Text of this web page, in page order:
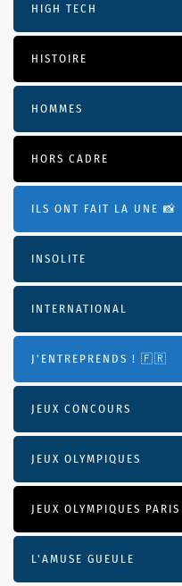
HIGH TECH
HISTOIRE
HOMMES
HORS CADRE
ILS ONT FAIT LA UNE 📸
INSOLITE
INTERNATIONAL
J'ENTREPRENDS ! 🇫🇷
JEUX CONCOURS
JEUX OLYMPIQUES
JEUX OLYMPIQUES
L'AMUSE GUEULE